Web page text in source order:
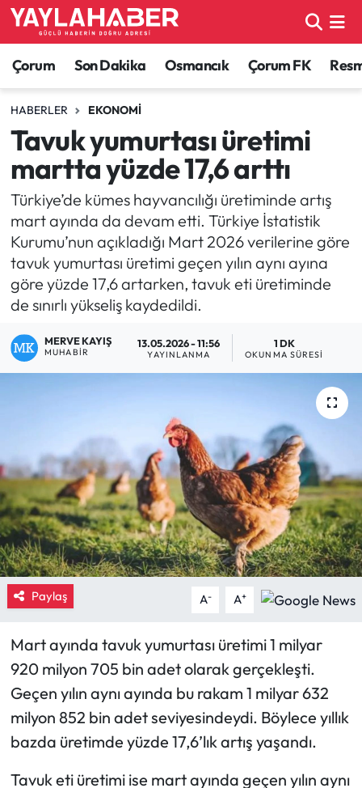
Çorum Son Dakika Osmancık Çorum FK
HABERLER EKONOMI
Tavuk yumurtası üretimi
martta yüzde 17,6 arttı
Türkiye’de kümes hayvancılığı üretiminde artış
mart ayında da devam etti. Türkiye İstatistik
Kurumu’nun açıkladığı Mart 2026 verilerine göre
tavuk yumurtası üretimi geçen yılın aynı ayına
göre yüzde 17,6 artarken, tavuk eti üretiminde
de sınırlı yükseliş kaydedildi.
MERVE KAYIŞ
MUHABIR
13.05.2026 - 11:56
YAYINLANMA
1 DK
OKUNMA SÜRESI
Paylaş A- A+
Mart ayında tavuk yumurtası üretimi 1 milyar
920 milyon 705 bin adet olarak gerçekleşti.
Geçen yılın aynı ayında bu rakam 1 milyar 632
milyon 852 bin adet seviyesindeydi. Böylece yıllık
bazda üretimde yüzde 17,6’lık artış yaşandı.
Tavuk eti üretimi ise mart ayında geçen yılın aynı
Alaca Haberleri
Bayat Haberleri
Bilgi - Keşfet Haberleri
Bilim ve Teknoloji
Boğazkale Haberleri
Çorum Haberleri
Çorum Son Dakika Haberleri
Dodurga Haberleri
Güncel
İskilip Haberleri
Kargı Haberleri
Kimdir?
Kültür Sanat
Laçin Haberleri
Magazin
Çorum Nöbetçi Eczaneler
Çorum Hava Durumu
Çorum Namaz Vakitleri
Çorum Trafik Yoğunluk Haritası
TFF 1.Lig Puan Durumu ve Fikstür
Tüm Manşetler
Son Dakika Haberleri
Haber Arşivi